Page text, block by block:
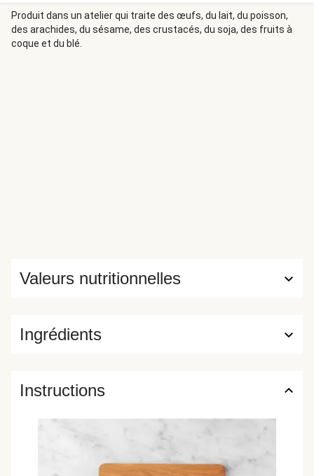
Produit dans un atelier qui traite des œufs, du lait, du poisson,
des arachides, du sésame, des crustacés, du soja, des fruits à
coque et du blé.
Ingrédients
Valeurs nutritionnelles
Instructions